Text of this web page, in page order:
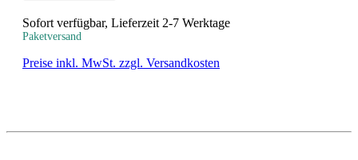
Sofort verfügbar, Lieferzeit 2-7 Werktage
Paketversand
Preise inkl. MwSt. zzgl. Versandkosten